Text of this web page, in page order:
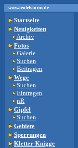
www.teufelsturm.de
Startseite
Neuigkeiten
Archiv
Fotos
Galerie
Suchen
Beitragen
Wege
Suchen
Eintragen
nR
Gipfel
Suchen
Gebiete
Sperrungen
Kletter-Knigge